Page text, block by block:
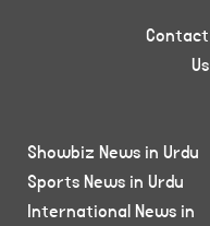
Contact
Us
Showbiz News in Urdu
Sports News in Urdu
International News in